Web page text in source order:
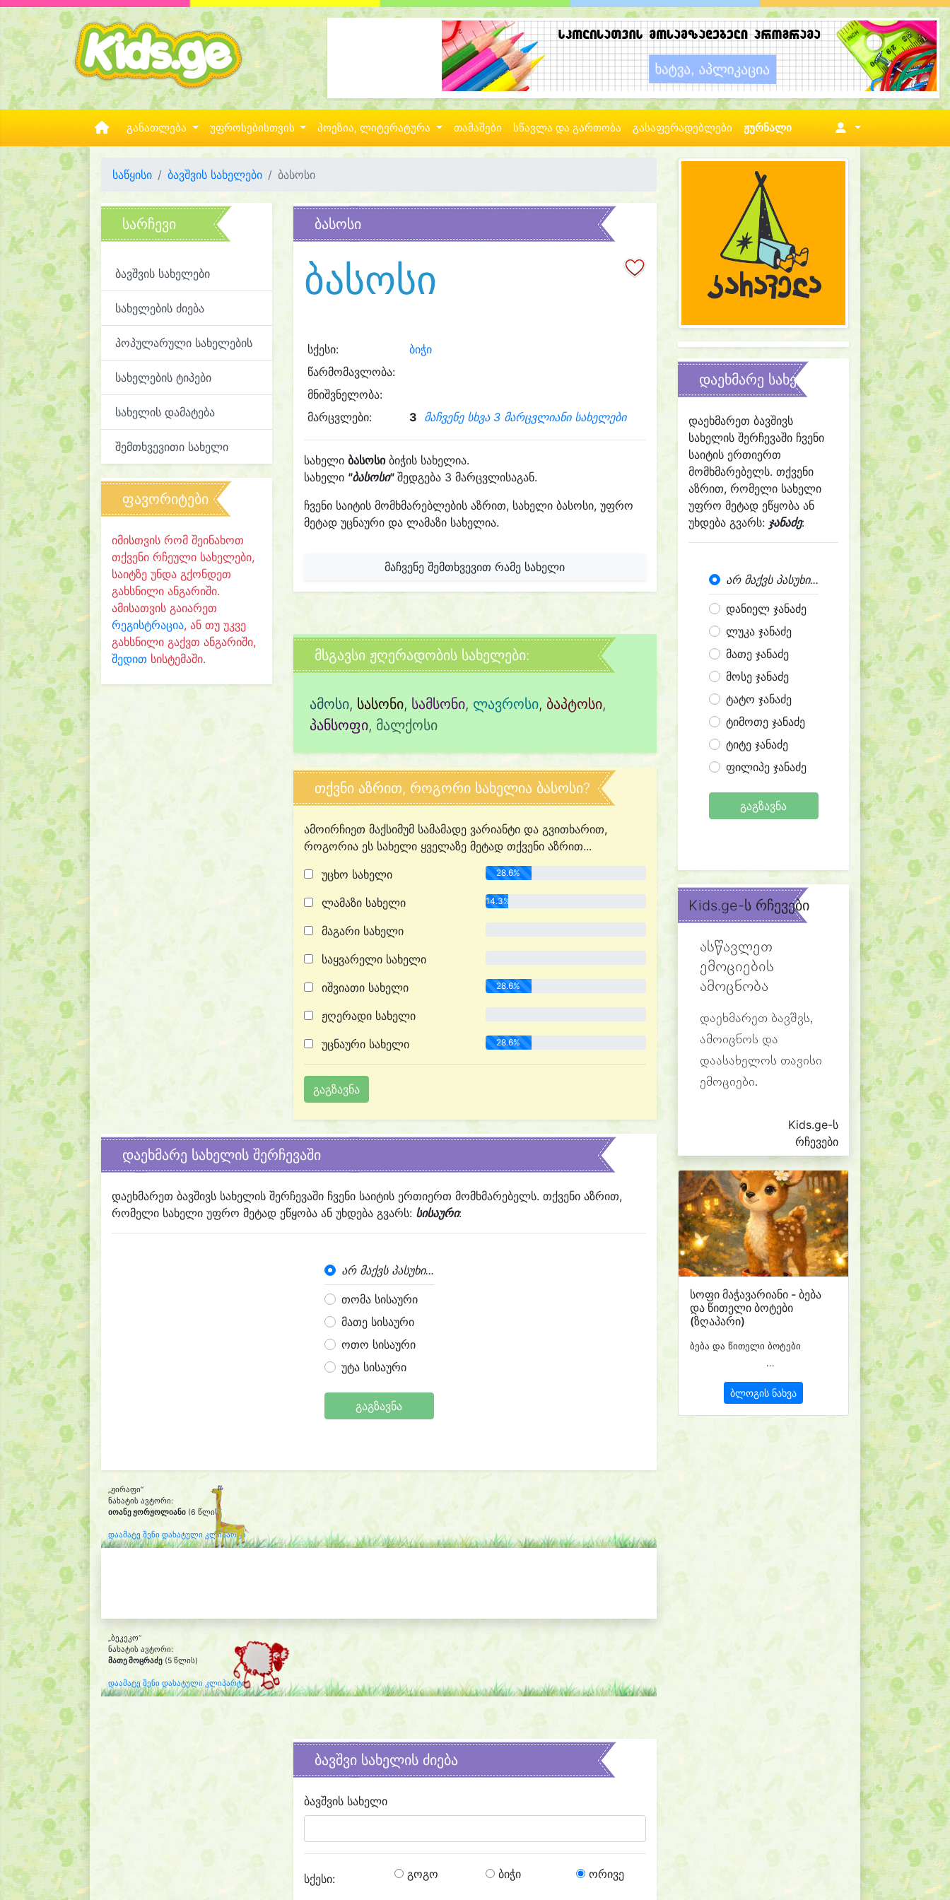
განათლება უფროსებისთვის პოეზია, ლიტერატურა თამაშები სწავლა და გართობა გასაფერადებლები ჟურნალი
საწყისი ბავშვის სახელები ბასოსი
სარჩევი
ბავშვის სახელები
სახელების ძიება
პოპულარული სახელების
სახელების ტიპები
სახელის დამატება
შემთხვევითი სახელი
ფავორიტები
იმისთვის რომ შეინახოთ
თქვენი რჩეული სახელები,
საიტზე უნდა გქონდეთ
გახსნილი ანგარიში.
ამისათვის გაიარეთ
რეგისტრაცია, ან თუ უკვე
გახსნილი გაქვთ ანგარიში,
შედით სისტემაში.
ბასოსი
ბასოსი
სქესი:
ბიჭი
წარმომავლობა:
მნიშვნელობა:
მარცვლები:
3 მაჩვენე სხვა 3 მარცვლიანი სახელები
სახელი ბასოსიბიჭის სახელია.
სახელი "ბასოსი"შედგება 3 მარცვლისაგან.
ჩვენი საიტის მომხმარებლების აზრით, სახელი ბასოსი, უფრო
მეტად უცნაური და ლამაზი სახელია.
მაჩვენე შემთხვევით რამე სახელი
მსგავსი ჟღერადობის სახელები:
ამოსი, სასონი, სამსონი, ლავროსი, ბაპტოსი,
პანსოფი, მალქოსი
თქვნი აზრით, როგორი სახელია ბასოსი?
ამოირჩიეთ მაქსიმუმ სამამადე ვარიანტი და გვითხარით,
როგორია ეს სახელი ყველაზე მეტად თქვენი აზრით...
უცხო სახელი
28.6%
ლამაზი სახელი 14.3%
მაგარი სახელი
საყვარელი სახელი
იშვიათი სახელი 28.6%
ჟღერადი სახელი
უცნაური სახელი 28.6%
დაეხმარე სახელის შერჩევაში
დაეხმარეთ ბავშივს სახელის შერჩევაში ჩვენი საიტის ერთიერთ მომხმარებელს. თქვენი აზრით,
რომელი სახელი უფრო მეტად ეწყობა ან უხდება გვარს: სისაური:
არ მაქვს პასუხი...
თომა სისაური
მათე სისაური
ოთო სისაური
უტა სისაური
გაგზავნა
„ჟირაფი“
ნახატის ავტორი:
იოანე ჟორჟოლიანი (6 წლის)
დაამატე შენი დახატული კლიპარტი
„ბეკეკო“
ნახატის ავტორი:
მათე მოცრაძე (5 წლის)
დაამატე შენი დახატული კლიპარტი
ბავშვი სახელის ძიება
ბავშვის სახელი
სქესი: გოგო ბიჭი ორივე
დაეხმარე სახელის შერჩევაში
დაეხმარეთ ბავშივს
სახელის შერჩევაში ჩვენი
საიტის ერთიერთ
მომხმარებელს. თქვენი
აზრით, რომელი სახელი
უფრო მეტად ეწყობა ან
უხდება გვარს: ჯანაძე:
არ მაქვს პასუხი...
დანიელ ჯანაძე
ლუკა ჯანაძე
მათე ჯანაძე
მოსე ჯანაძე
ტატო ჯანაძე
ტიმოთე ჯანაძე
ტიტე ჯანაძე
ფილიპე ჯანაძე
გაგზავნა
Kids.ge-ს რჩევები
ასწავლეთ
ემოციების
ამოცნობა
დაეხმარეთ ბავშვს,
ამოიცნოს და
დაასახელოს თავისი
ემოციები.
Kids.ge-ს
რჩევები
სოფი მაჭავარიანი - ბება
და წითელი ბოტები
(ზღაპარი)
ბება და წითელი ბოტები
...
ბლოგის ნახვა